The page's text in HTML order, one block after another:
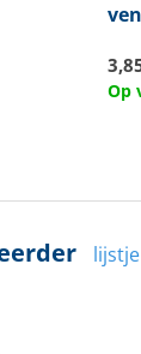
Op